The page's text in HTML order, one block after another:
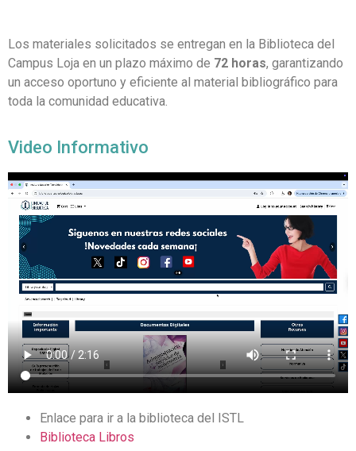
Los materiales solicitados se entregan en la Biblioteca del
Campus Loja en un plazo máximo de 72 horas, garantizando
un acceso oportuno y eficiente al material bibliográfico para
toda la comunidad educativa.
Video Informativo
Enlace para ir a la biblioteca del ISTL
Biblioteca Libros